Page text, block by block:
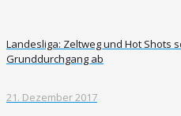
Landesliga: Zeltweg und Hot Shots
Grunddurchgang ab
21. Dezember 2017